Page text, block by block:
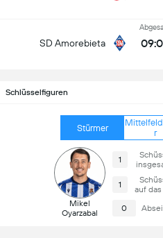
SD Amorebieta
Schlüsselfiguren
Stürmer
r
Mikel
Oyarzabal
1
1
auf das
0